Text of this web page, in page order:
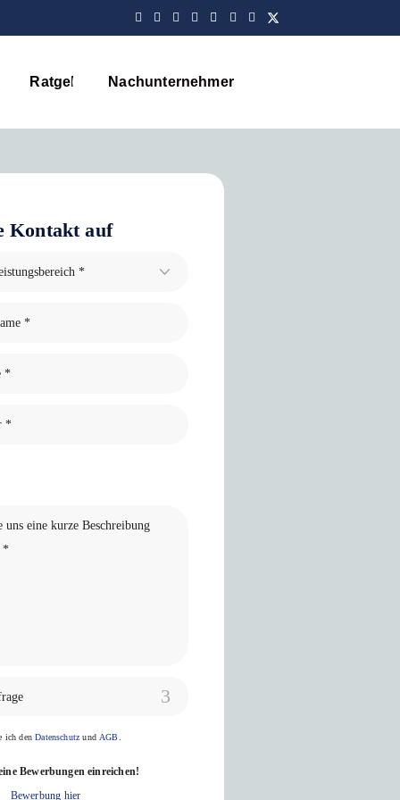
Ratgeber Blog
Nachunternehmer
Kontakt auf
ich denDatenschutz und AGB
Bewerbungen einreichen!
Bewerbung hier